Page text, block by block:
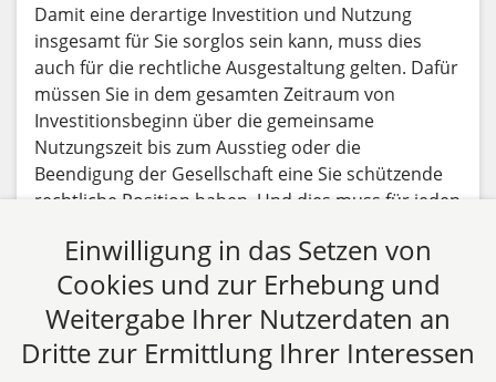
Damit eine derartige Investition und Nutzung
insgesamt für Sie sorglos sein kann, muss dies
auch für die rechtliche Ausgestaltung gelten. Dafür
müssen Sie in dem gesamten Zeitraum von
Investitionsbeginn über die gemeinsame
Nutzungszeit bis zum Ausstieg oder die
Beendigung der Gesellschaft eine Sie schützende
rechtliche Position haben. Und dies muss für jeden
gelten.
Beitrag lesen
Einwilligung in das Setzen von
Cookies und zur Erhebung und
Weitergabe Ihrer Nutzerdaten an
Dritte zur Ermittlung Ihrer Interessen